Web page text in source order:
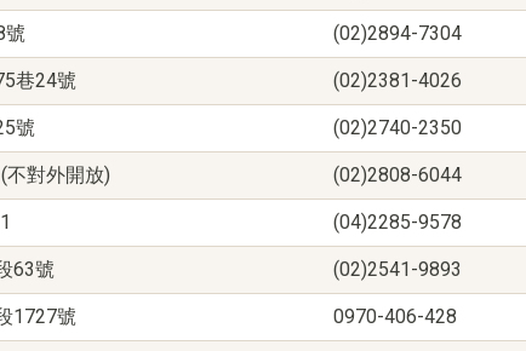
號 (02)2894-7304
巷24號 (02)2381-4026
號 (02)2740-2350
不對外開放) (02)2808-6044
(04)2285-9578
63號 (02)2541-9893
1727號 0970-406-428